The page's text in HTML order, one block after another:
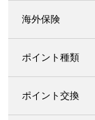
海外保険
ポイント種類
ポイント交換